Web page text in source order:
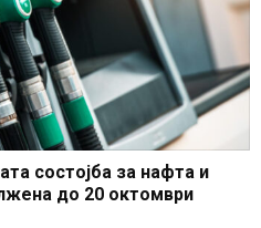
состојба за нафта и
до 20 октомври